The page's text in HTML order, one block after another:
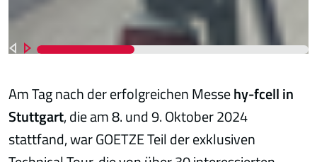
Am Tag nach der erfolgreichen Messehy-fcell in
Stuttgart, die am 8. und 9. Oktober 2024
stattfand, war GOETZE Teil der exklusiven